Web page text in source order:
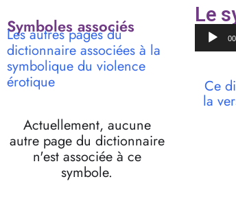
Symboles associés
Les autres pages du
dictionnaire associées à la
symbolique du violence
érotique
Actuellement, aucune
autre page du dictionnaire
n'est associée à ce
symbole.
Le
Lecteur
audio
Ce
la